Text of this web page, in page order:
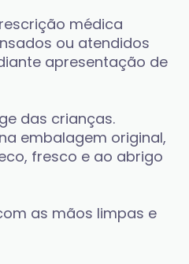
médica
ou atendidos
apresentação de
das crianças.
embalagem original,
fresco e ao abrigo
as mãos limpas e